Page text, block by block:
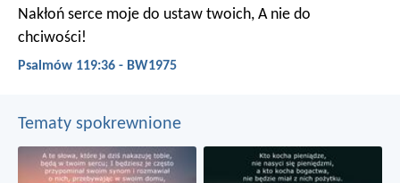
Nakłoń serce moje do ustaw twoich, A nie do
chciwości!
Psalmów 119:36 - BW1975
Tematy spokrewnione